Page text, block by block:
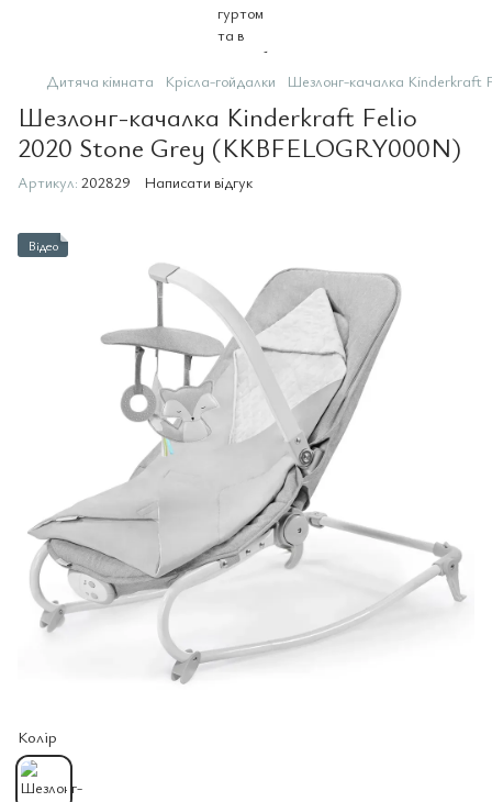
Дитяча кімната Крісла-гойдалки Шезлонг-качалка Kinderkraft
Шезлонг-качалка Kinderkraft Felio
2020 Stone Grey (KKBFELOGRY000N)
Артикул: 202829 Написати відгук
Відео
Колір